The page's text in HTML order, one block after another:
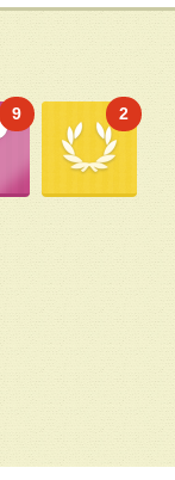
9 2